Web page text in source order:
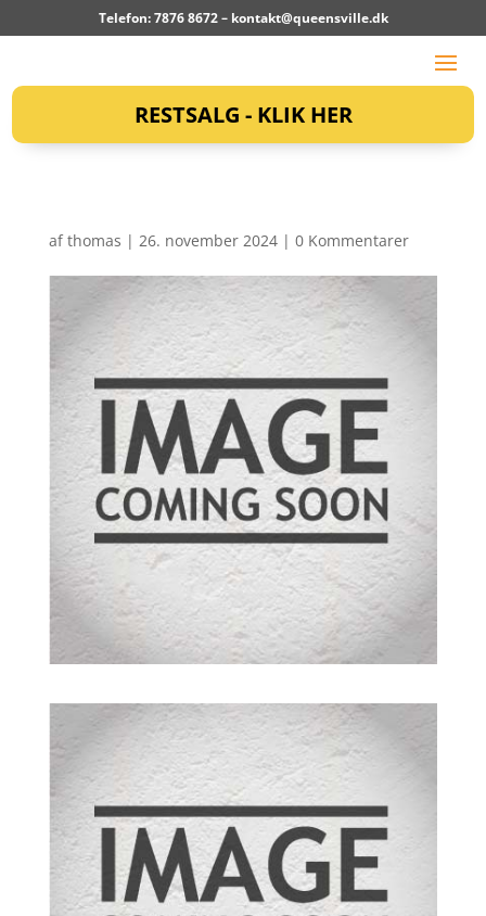
Telefon: 7876 8672 – kontakt@queensville.dk
RESTSALG - KLIK HER
afthomas | 26. november 2024| 0 Kommentarer